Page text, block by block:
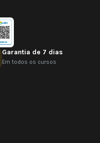
Garantia de 7 dias
Em todos os cursos